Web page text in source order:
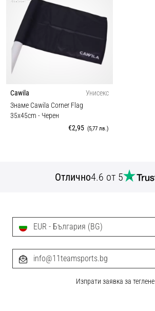
Cawila
Унисекс
Знаме Cawila Corner Flag
35x45cm - Черен
€2,95 (5,77 лв.)
Отлично4.6 от 5
EUR - България (BG)
info@11teamsports.bg
Изпрати заявка за теглене